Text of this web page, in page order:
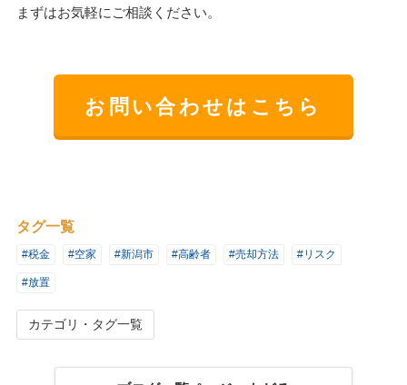
まずはお気軽にご相談ください。
お問い合わせはこちら
タグ一覧
#税金 #空家 #新潟市 #高齢者 #売却方法 #リスク
#放置
カテゴリ・タグ一覧